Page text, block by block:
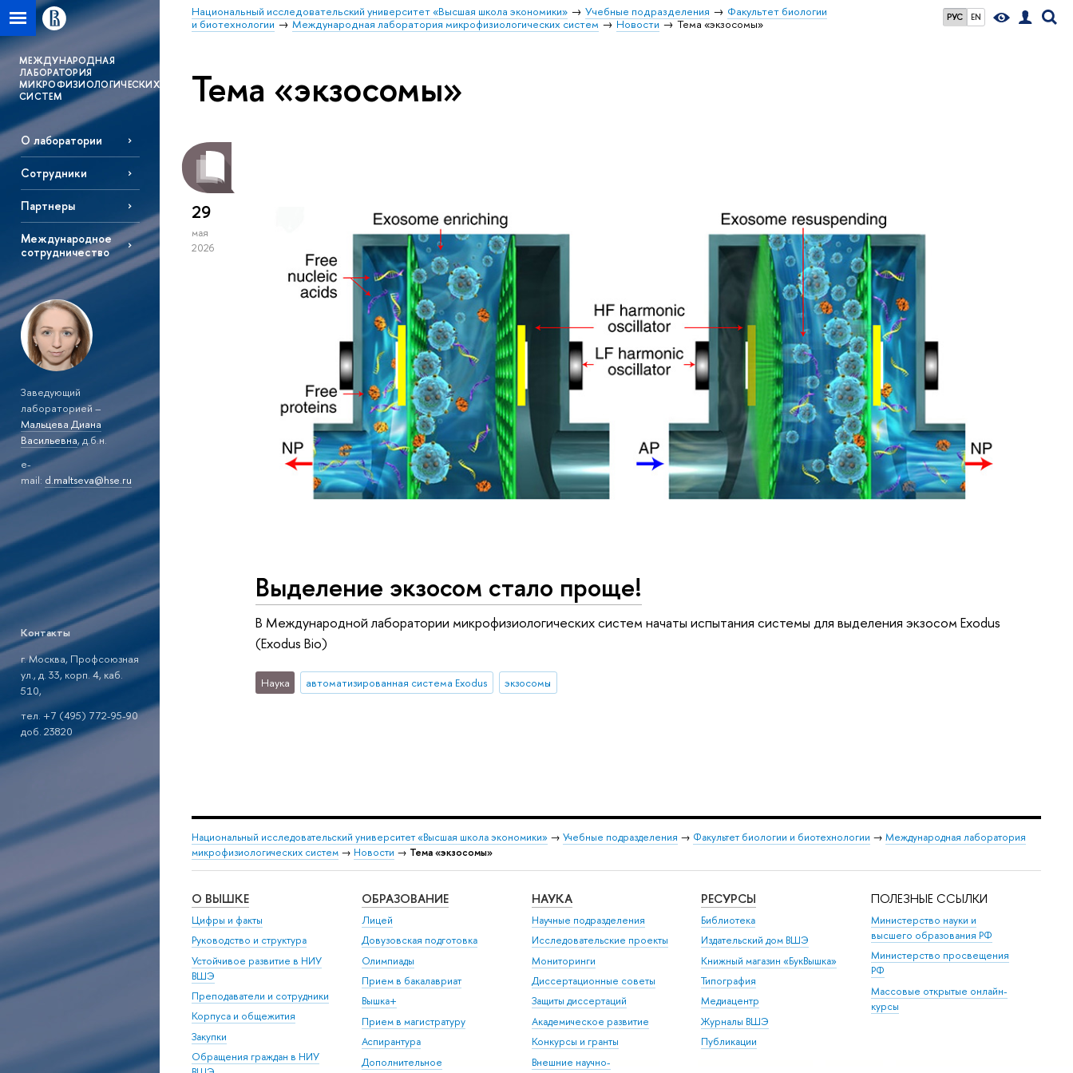
РУС EN
Национальный исследовательский университет «Высшая школа экономики» Учебные подразделения
Факультет биологии
и биотехнологии
Международная лаборатория микрофизиологических систем Новости Тема «экзосомы»
MЕЖДУНАРОДНАЯ
ЛАБОРАТОРИЯ
МИКРОФИЗИОЛОГИЧЕСКИХ
СИСТЕМ
О лаборатории
Сотрудники
Партнеры
Международное
сотрудничество
Заведующий
лабораторией –
Мальцева Диана
Васильевна, д.б.н.
e-
mail: d.maltseva@hse.ru
Контакты
г. Москва, Профсоюзная
ул., д. 33, корп. 4, каб.
510,
тел. +7 (495) 772-95-90
доб. 23820
Тема «экзосомы»
29
мая
2026
Выделение экзосом стало проще!
В Международной лаборатории микрофизиологических систем начаты испытания системы для выделения экзосом Exodus
(Exodus Bio)
Наука автоматизированная система Exodus экзосомы
Национальный исследовательский университет «Высшая школа экономики» → Учебные подразделения → Факультет биологии и биотехнологии → Международная лаборатория
микрофизиологических систем → Новости → Тема «экзосомы»
О ВЫШКЕ
Цифры и факты
Руководство и структура
Устойчивое развитие в НИУ
ВШЭ
Преподаватели и сотрудники
Корпуса и общежития
Закупки
Обращения граждан в НИУ
ОБРАЗОВАНИЕ
Лицей
Довузовская подготовка
Олимпиады
Прием в бакалавриат
Вышка+
Прием в магистратуру
Аспирантура
Дополнительное
НАУКА
Научные подразделения
Исследовательские проекты
Мониторинги
Диссертационные советы
Защиты диссертаций
Академическое развитие
Конкурсы и гранты
Внешние научно-
РЕСУРСЫ
Библиотека
Издательский дом ВШЭ
Книжный магазин «БукВышка»
Типография
Медиацентр
Журналы ВШЭ
Публикации
ПОЛЕЗНЫЕ ССЫЛКИ
Министерство науки и
высшего образования РФ
Министерство просвещения
РФ
Массовые открытые онлайн-
курсы